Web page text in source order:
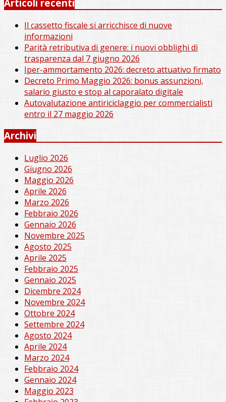
Articoli recenti
Il cassetto fiscale si arricchisce di nuove
informazioni
Parità retributiva di genere: i nuovi obblighi di
trasparenza dal 7 giugno 2026
Iper-ammortamento 2026: decreto attuativo firmato
Decreto Primo Maggio 2026: bonus assunzioni,
salario giusto e stop al caporalato digitale
Autovalutazione antiriciclaggio per commercialisti
entro il 27 maggio 2026
Archivi
Luglio 2026
Giugno 2026
Maggio 2026
Aprile 2026
Marzo 2026
Febbraio 2026
Gennaio 2026
Novembre 2025
Agosto 2025
Aprile 2025
Febbraio 2025
Gennaio 2025
Dicembre 2024
Novembre 2024
Ottobre 2024
Settembre 2024
Agosto 2024
Aprile 2024
Marzo 2024
Febbraio 2024
Gennaio 2024
Maggio 2023